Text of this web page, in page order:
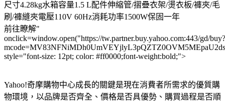
尺寸4.28kg水箱容量1.5 L配件伸縮管/摺疊衣架/燙衣板/褲夾/毛
刷/褲縫夾電壓110V 60Hz消耗功率1500W保固一年
前往瞭解"
onclick=window.open("https://tw.partner.buy.yahoo.com:443/gd/buy?
style="font-size: 12pt; color: #ff0000;font-weight:bold;">
Yahoo!奇摩購物中心成長的關鍵是現在消費者所需求的優質購
物環境，以品牌是否齊全、價格是否具優勢、購買過程是否順